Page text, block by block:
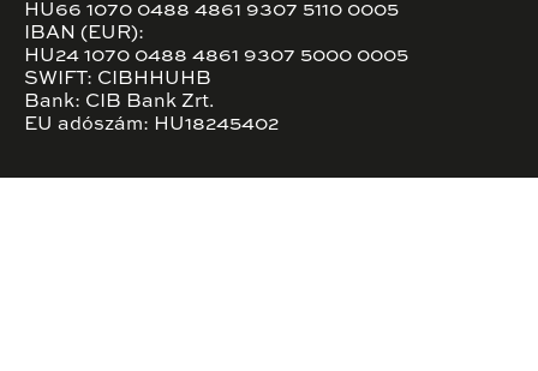
HU66 1070 0488 4861 9307 5110 0005
IBAN (EUR):
HU24 1070 0488 4861 9307 5000 0005
SWIFT: CIBHHUHB
Bank: CIB Bank Zrt.
EU adószám: HU18245402